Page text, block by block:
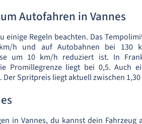
Autofahren in Vannes
Regeln beachten. Das
h und auf Autobahnen bei 130
um 10 km/h reduziert ist. In
Promillegrenze liegt bei 0,5. Auch
Spritpreis liegt aktuell zwischen
in Vannes, du kannst dein